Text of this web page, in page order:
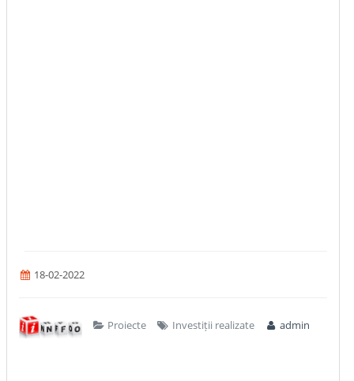
18-02-2022
Proiecte Investiții realizate admin